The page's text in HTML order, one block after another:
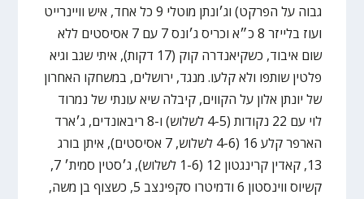
גבוה על הפרקט) וג׳ונתן מוטלי 9 כל אחד, איש וויינרייט
ועוז בלייזר 8 כ״א וכריס ג׳ונס 7 עם 7 אסיסטים ללא
שום איבוד, כשקיאנדרה קוק (17 דקות), איתי שגב וגיא
פלטין שותפו ולא קלעו. מנגד, ירושלים, במשחקו האחרון
של יונתן אלון על הקווים, קיבלה שיא עונתי של נמרוד
לוי עם 22 נקודות (4-5 לשלוש) ו-8 ריבאונדים, ג׳ארד
הארפר קלע 16 (4-6 לשלוש, 7 אסיסטים), איתן בורג
13, קאדין קרינגטון 12 (1-6 לשלוש), ג׳סטין סמית׳ 7,
קשיוס ווינסטון 6 ודמיטרו סקפינצב 5, כשצוף בן משה,